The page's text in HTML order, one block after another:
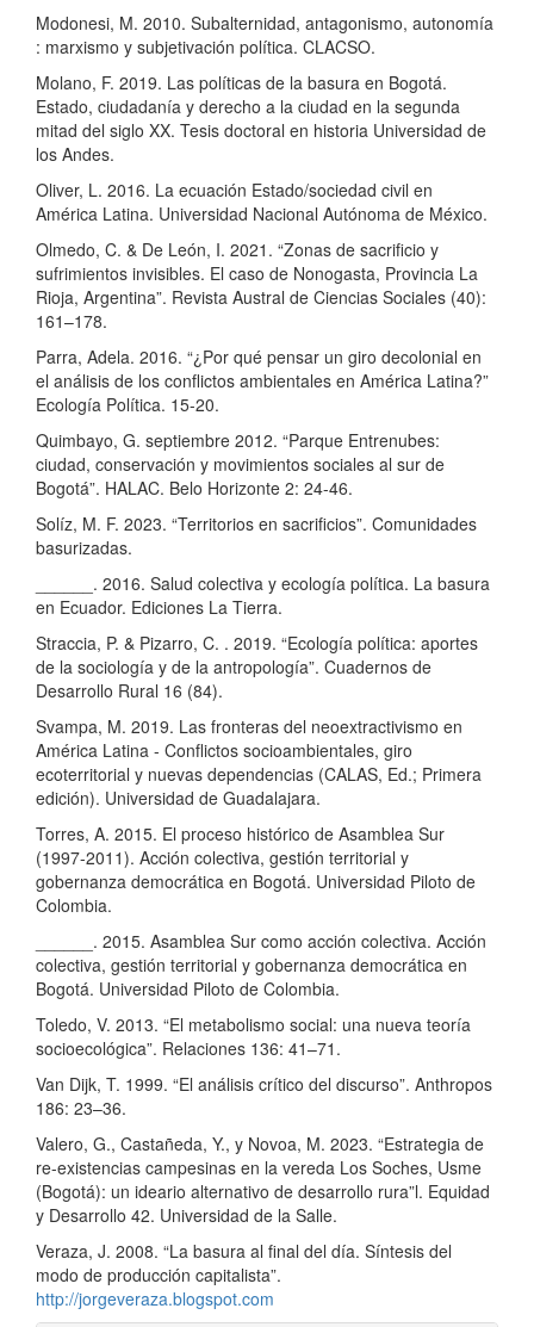
Modonesi, M. 2010. Subalternidad, antagonismo, autonomía
: marxismo y subjetivación política. CLACSO.
Molano, F. 2019. Las políticas de la basura en Bogotá.
Estado, ciudadanía y derecho a la ciudad en la segunda
mitad del siglo XX. Tesis doctoral en historia Universidad de
los Andes.
Oliver, L. 2016. La ecuación Estado/sociedad civil en
América Latina. Universidad Nacional Autónoma de México.
Olmedo, C. & De León, I. 2021. “Zonas de sacrificio y
sufrimientos invisibles. El caso de Nonogasta, Provincia La
Rioja, Argentina”. Revista Austral de Ciencias Sociales (40):
161–178.
Parra, Adela. 2016. “¿Por qué pensar un giro decolonial en
el análisis de los conflictos ambientales en América Latina?”
Ecología Política. 15-20.
Quimbayo, G. septiembre 2012. “Parque Entrenubes:
ciudad, conservación y movimientos sociales al sur de
Bogotá”. HALAC. Belo Horizonte 2: 24-46.
Solíz, M. F. 2023. “Territorios en sacrificios”. Comunidades
basurizadas.
______. 2016. Salud colectiva y ecología política. La basura
en Ecuador. Ediciones La Tierra.
Straccia, P. & Pizarro, C. . 2019. “Ecología política: aportes
de la sociología y de la antropología”. Cuadernos de
Desarrollo Rural 16 (84).
Svampa, M. 2019. Las fronteras del neoextractivismo en
América Latina - Conflictos socioambientales, giro
ecoterritorial y nuevas dependencias (CALAS, Ed.; Primera
edición). Universidad de Guadalajara.
Torres, A. 2015. El proceso histórico de Asamblea Sur
(1997-2011). Acción colectiva, gestión territorial y
gobernanza democrática en Bogotá. Universidad Piloto de
Colombia.
______. 2015. Asamblea Sur como acción colectiva. Acción
colectiva, gestión territorial y gobernanza democrática en
Bogotá. Universidad Piloto de Colombia.
Toledo, V. 2013. “El metabolismo social: una nueva teoría
socioecológica”. Relaciones 136: 41–71.
Van Dijk, T. 1999. “El análisis crítico del discurso”. Anthropos
186: 23–36.
Valero, G., Castañeda, Y., y Novoa, M. 2023. “Estrategia de
re-existencias campesinas en la vereda Los Soches, Usme
(Bogotá): un ideario alternativo de desarrollo rura”l. Equidad
y Desarrollo 42. Universidad de la Salle.
Veraza, J. 2008. “La basura al final del día. Síntesis del
modo de producción capitalista”.
http://jorgeveraza.blogspot.com